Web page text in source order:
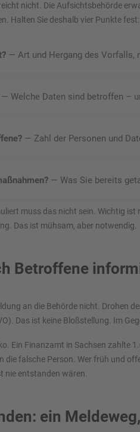
nicht. Die Aufsichtsbehörde
Halten Sie deshalb vier Punkte fest:
— Art und Hergang des Vorfalls,
— Welche Daten sind betroffen –
— Zahl der Personen und
— Was Sie bereits
muss das nicht sein. Wichtig
Das ist mühsam, aber notwendig.
Betroffene
an die Behörde nicht. Drohen
Das ist keine Bloßstellung. Im
Ein Finanzamt in Sachsen zahlte
die falsche Person. Wer früh und
nie entstanden wären.
ein